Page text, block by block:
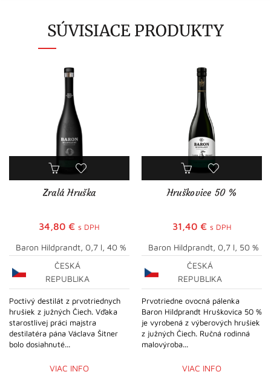
SÚVISIACE PRODUKTY
Zralá Hruška
34,80 € s DPH
Baron Hildprandt, 0,7 l, 40 %
ČESKÁ
REPUBLIKA
Poctivý destilát z prvotriednych
hrušiek z južných Čiech. Vďaka
starostlivej práci majstra
destilatéra pána Václava Šitner
bolo dosiahnuté...
VIAC INFO
Hruškovice 50 %
31,40 € s DPH
Baron Hildprandt, 0,7 l, 50 %
ČESKÁ
REPUBLIKA
Prvotriedne ovocná pálenka
Baron Hildprandt Hruškovica 50 %
je vyrobená z výberových hrušiek
z južných Čiech. Ručná rodinná
malovýroba...
VIAC INFO